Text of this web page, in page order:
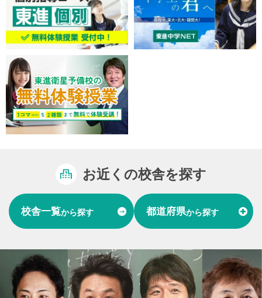
お近くの校舎を探す
校舎一覧から探す 都道府県から探す
東海 愛知県 岐阜県
関西 大阪府 兵庫県